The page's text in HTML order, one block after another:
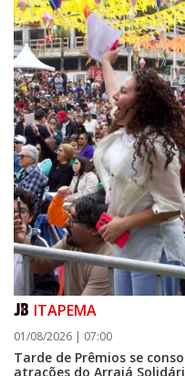
ITAJAÍ
ITAPEMA
01/08/2026 | 07:00
Tarde de Prêmios se
atrações do Arraiá